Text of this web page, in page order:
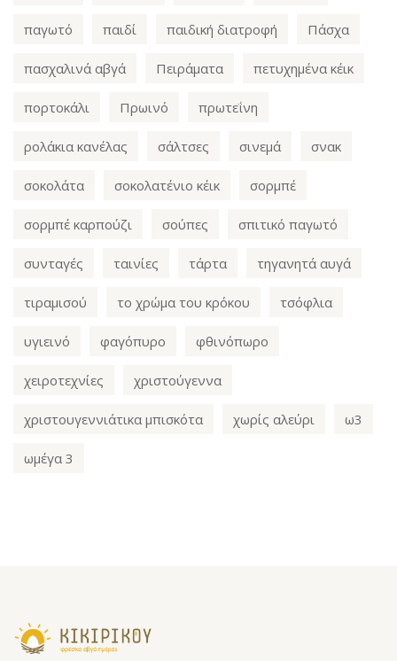
παγωτό παιδί παιδική διατροφή Πάσχα
πασχαλινά αβγά Πειράματα πετυχημένα κέικ
πορτοκάλι Πρωινό πρωτεΐνη
ρολάκια κανέλας σάλτσες σινεμά σνακ
σοκολάτα σοκολατένιο κέικ σορμπέ
σορμπέ καρπούζι σούπες σπιτικό παγωτό
συνταγές ταινίες τάρτα τηγανητά αυγά
τιραμισού το χρώμα του κρόκου τσόφλια
υγιεινό φαγόπυρο φθινόπωρο
χειροτεχνίες χριστούγεννα
χριστουγεννιάτικα μπισκότα χωρίς αλεύρι ω3
ωμέγα 3